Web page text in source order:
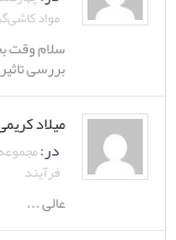
مواد
سلام وقت
بررسی
میلاد
در:
فرآیند
عالی ...